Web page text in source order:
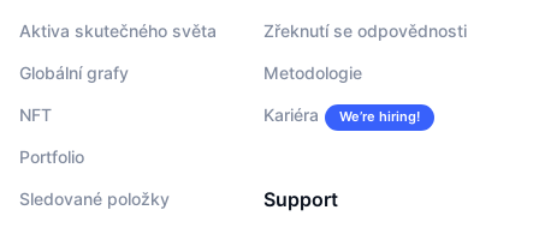
Aktiva skutečného světa
Globální grafy
NFT
Portfolio
Sledované položky
Zřeknutí se odpovědnosti
Metodologie
Kariéra We’re hiring!
Support